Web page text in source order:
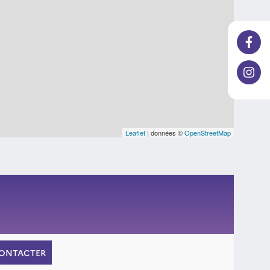
Leaflet | données ©OpenStreetMap